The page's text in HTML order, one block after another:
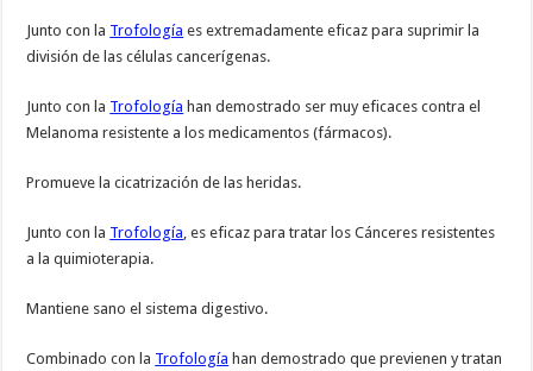
Junto con la Trofología es extremadamente eficaz para suprimir la
división de las células cancerígenas.
Junto con la Trofología han demostrado ser muy eficaces contra el
Melanoma resistente a los medicamentos (fármacos).
Promueve la cicatrización de las heridas.
Junto con la Trofología, es eficaz para tratar los Cánceres resistentes
a la quimioterapia.
Mantiene sano el sistema digestivo.
Combinado con la Trofología han demostrado que previenen y tratan